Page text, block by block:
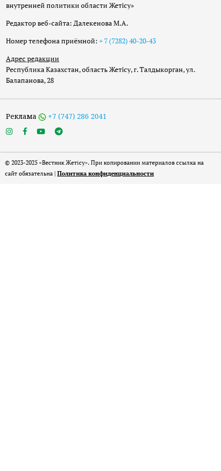
внутренней политики области Жетісу»
Редактор веб-сайта: Далекенова М.А.
Номер телефона приёмной: + 7 (7282) 40-20-43
Адрес редакции
Республика Казахстан, область Жетісу, г. Талдыкорган, ул.
Балапанова, 28
Реклама +7 (747) 286 2041
© 2023-2025 «Вестник Жетісу». При копировании материалов ссылка на
сайт обязательна | Политика конфиденциальности